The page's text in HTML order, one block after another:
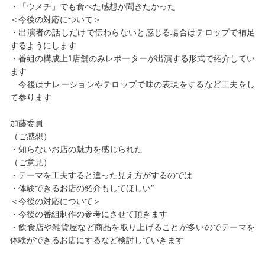
・「ウメチ」でも食べた感想が聞きたかった
＜今後の対応について＞
・出演者の話しだけで伝わらないと感じる場合はテロップで補足
するようにします
・番組の構成上1店舗のみレポーターが出演する形式で紹介してい
ます
今後はナレーションやテロップで味の表現をするなど工夫をし
て参ります
加藤委員
（ご感想）
・知らないお店の魅力を感じられた
（ご意見）
・テーマを工夫すると違った見え方がするのでは
・体験できるお店の紹介もしてほしい”
＜今後の対応について＞
・今後の番組制作の参考にさせて頂きます
・飲食店や雑貨屋など商品を取り上げることが多いのでテーマを
体験ができるお店にするなど検討していきます